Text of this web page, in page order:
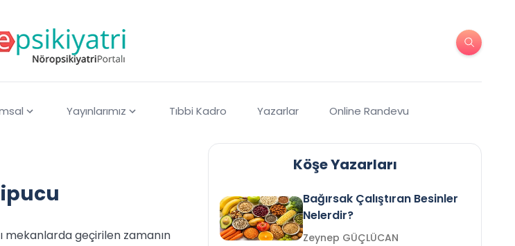
Yayınlarımız Tıbbi Kadro Yazarlar Online Randevu
mekanlarda geçirilen zamanın
Köşe Yazarları
Bağırsak Çalıştıran Besinler
Nelerdir?
Zeynep GÜÇLÜCAN